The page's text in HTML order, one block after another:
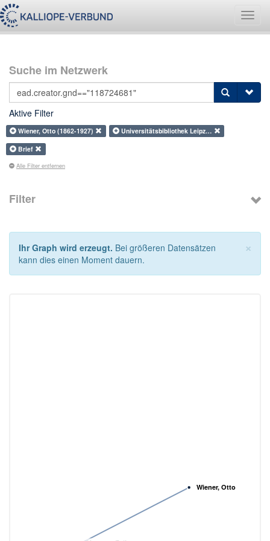
Suche im Netzwerk
Aktive Filter
Wiener, Otto (1862-1927)
Universitätsbibliothek Leipz…
Brief
Alle Filter entfernen
Filter
×
Ihr Graph wird erzeugt. Bei größeren Datensätzen
kann dies einen Moment dauern.
Wiener, Otto